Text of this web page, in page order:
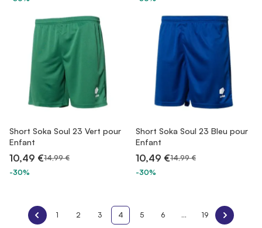
Short Soka Soul 23 Vert pour
Enfant
10,49 €14,99 €
-30%
Short Soka Soul 23 Bleu pour
Enfant
10,49 €14,99 €
-30%
1 2 3 4 5 6 ... 19